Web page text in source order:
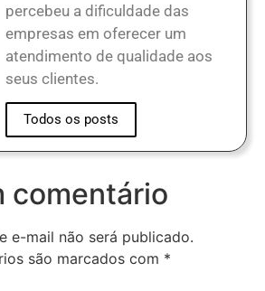
percebeu a dificuldade das
empresas em oferecer um
atendimento de qualidade aos
seus clientes.
Todos os posts
comentário
e-mail não será publicado.
são marcados com *